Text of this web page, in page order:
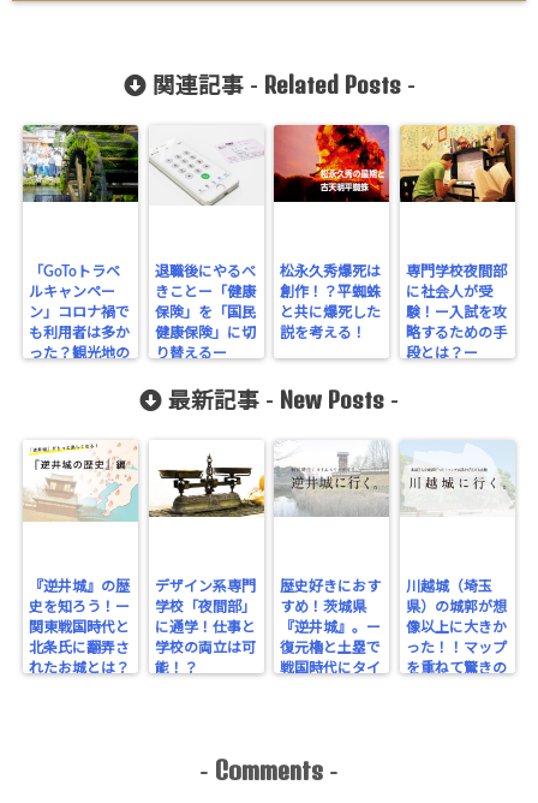
関連記事 - Related Posts-
「GoToトラベ
ルキャンペー
ン」コロナ禍で
も利用者は多か
った？観光地の
退職後にやるべ
きことー「健康
保険」を「国民
健康保険」に切
り替えるー
松永久秀爆死は
創作！？平蜘蛛
と共に爆死した
説を考える！
専門学校夜間部
に社会人が受
験！ー入試を攻
略するための手
段とは？ー
最新記事 - New Posts -
『逆井城』の歴
史を知ろう！ー
関東戦国時代と
北条氏に翻弄さ
れたお城とは？
デザイン系専門
学校「夜間部」
に通学！仕事と
学校の両立は可
能！？
歴史好きにおす
すめ！茨城県
『逆井城』。ー
復元櫓と土塁で
戦国時代にタイ
川越城（埼玉
県）の城郭が想
像以上に大きか
った！！マップ
を重ねて驚きの
- Comments -